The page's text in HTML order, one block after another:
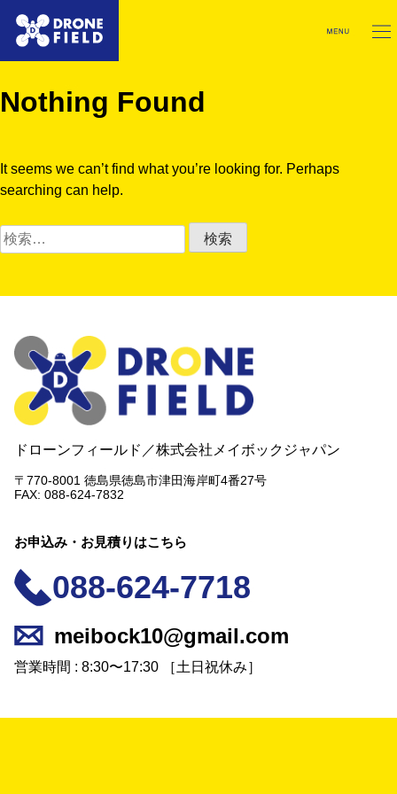
content
産業用
防災
MAP
お問い合わせ
Nothing Found
It seems we can’t find what you’re looking for. Perhaps
searching can help.
検
索:
ドローンフィールド／株式会社メイボックジャパン
〒770-8001 徳島県徳島市津田海岸町4番27号
FAX: 088-624-7832
お申込み・お見積りはこちら
088-624-7718
meibock10@gmail.com
営業時間 : 8:30〜17:30 ［土日祝休み］